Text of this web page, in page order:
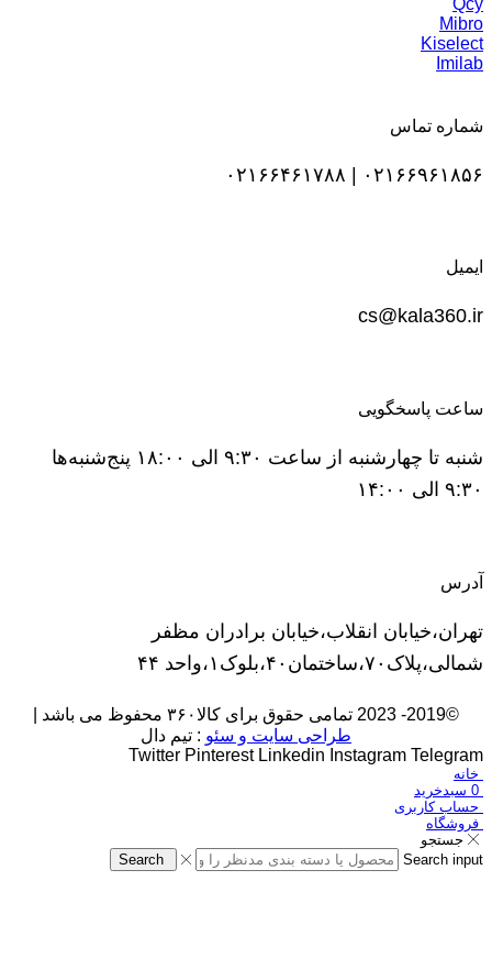
Mibro
Kiselect
Imilab
شماره تماس
۰۲۱۶۶۹۶۱۸۵۶ | ۰۲۱۶۶۴۶۱۷۸۸
ایمیل
cs@kala360.ir
ساعت پاسخگویی
شنبه تا چهارشنبه از ساعت ۹:۳۰ الی ۱۸:۰۰ پنج‌شنبه‌ها
۹:۳۰ الی ۱۴:۰۰
آدرس
تهران،خیابان انقلاب،خیابان برادران مظفر
شمالی،پلاک۷۰،ساختمان۴۰،بلوک۱،واحد ۴۴
©2019- 2023 تمامی حقوق برای کالا۳۶۰ محفوظ می باشد |
طراحی سایت و سئو : تیم دال
Twitter Pinterest Linkedin Instagram Telegram
خانه
0 سبدخرید
حساب کاربری
فروشگاه
جستجو
Search input
Search